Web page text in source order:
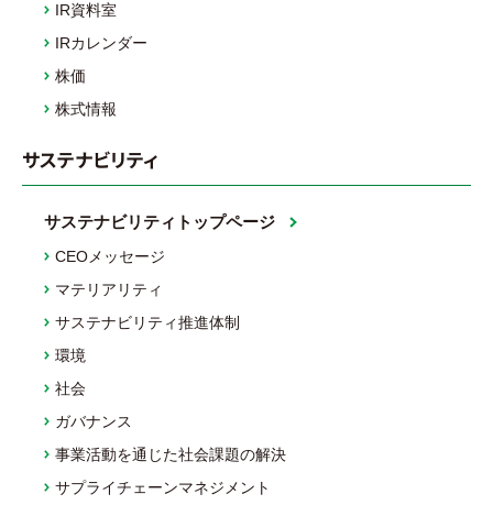
IR資料室
IRカレンダー
株価
株式情報
サステナビリティ
サステナビリティトップページ
CEOメッセージ
マテリアリティ
サステナビリティ推進体制
環境
社会
ガバナンス
事業活動を通じた社会課題の解決
サプライチェーンマネジメント